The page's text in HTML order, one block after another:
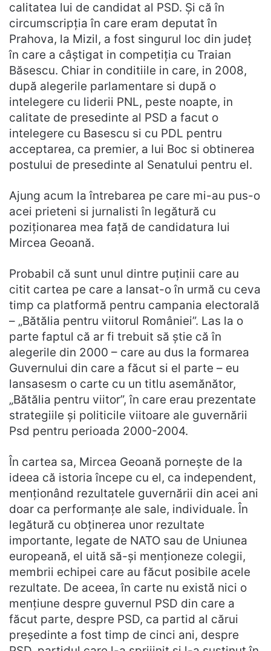
calitatea lui de candidat al PSD. Și că în
circumscripția în care eram deputat în
Prahova, la Mizil, a fost singurul loc din județ
în care a câștigat in competiția cu Traian
Băsescu. Chiar in conditiile in care, in 2008,
după alegerile parlamentare si după o
intelegere cu liderii PNL, peste noapte, in
calitate de presedinte al PSD a facut o
intelegere cu Basescu si cu PDL pentru
acceptarea, ca premier, a lui Boc si obtinerea
postului de presedinte al Senatului pentru el.
Ajung acum la întrebarea pe care mi-au pus-o
acei prieteni si jurnalisti în legătură cu
poziționarea mea față de candidatura lui
Mircea Geoană.
Probabil că sunt unul dintre puținii care au
citit cartea pe care a lansat-o în urmă cu ceva
timp ca platformă pentru campania electorală
– „Bătălia pentru viitorul României”. Las la o
parte faptul că ar fi trebuit să știe că în
alegerile din 2000 – care au dus la formarea
Guvernului din care a făcut si el parte – eu
lansasesm o carte cu un titlu asemănător,
„Bătălia pentru viitor”, în care erau prezentate
strategiile și politicile viitoare ale guvernării
Psd pentru perioada 2000-2004.
În cartea sa, Mircea Geoană pornește de la
ideea că istoria începe cu el, ca independent,
menționând rezultatele guvernării din acei ani
doar ca performanțe ale sale, individuale. În
legătură cu obținerea unor rezultate
importante, legate de NATO sau de Uniunea
europeană, el uită să-și menționeze colegii,
membrii echipei care au făcut posibile acele
rezultate. De aceea, în carte nu există nici o
mențiune despre guvernul PSD din care a
făcut parte, despre PSD, ca partid al cărui
președinte a fost timp de cinci ani, despre